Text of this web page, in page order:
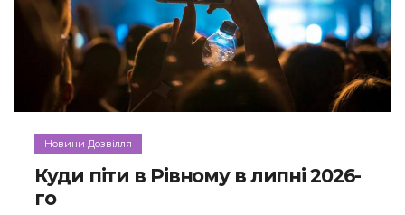
Новини Дозвілля
Куди піти в Рівному в липні 2026-
го